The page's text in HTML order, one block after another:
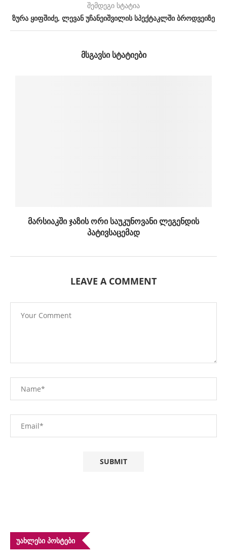
შემდეგი სტატია
ზურა ყიფშიძე, ლევან უჩანეიშვილის სპექტაკლში ბროდვეიზე
ᲛᲡᲒᲐᲕᲡᲘ ᲡᲢᲐᲢᲘᲔᲑᲘ
მარსიაკში ჯაზის ორი საუკუნოვანი ლეგენდის
პატივსაცემად
LEAVE A COMMENT
ᲣᲐᲮᲚᲔᲡᲘ ᲞᲝᲡᲢᲔᲑᲘ